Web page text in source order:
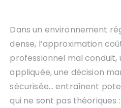
Dans un environnement
dense, l’approximation
professionnel mal
appliquée, une décision
sécurisée… entraînent
qui ne sont pas théoriques